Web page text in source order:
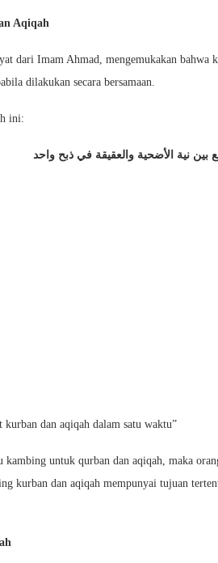
Aqiqah
dari Imam Ahmad, mengemukakan bahwa
dilakukan secara bersamaan.
ini:
بين نية الأضحية والعقيقة في ذبح واحد
dan aqiqah dalam satu waktu”
untuk qurban dan aqiqah, maka
kurban dan aqiqah mempunyai tujuan